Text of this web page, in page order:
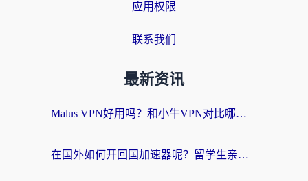
应用权限
联系我们
最新资讯
Malus VPN好用吗？和小牛VPN对比哪个回国效果更好？海外党亲测实用指南
在国外如何开回国加速器呢？留学生亲测的无缝访问国内资源指南